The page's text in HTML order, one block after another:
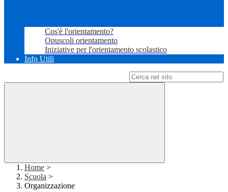
Cos'è l'orientamento?
Opuscoli orientamento
Iniziative per l'orientamento scolastico
Info Utili
Home >
Scuola >
Organizzazione